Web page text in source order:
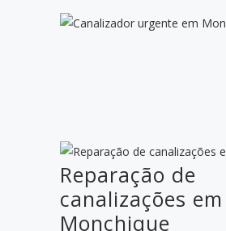
Reparação de
canalizações em
Monchique